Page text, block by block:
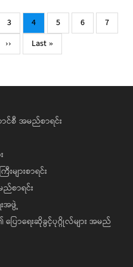
Page
3
Current
page
4 Page
5 Page
6 Page
7
Next
page
››
Last
page
Last »
င်စီ အမည်စာရင်း
များစာရင်း
စာရင်း
အဖွဲ့
ြောရေးဆိုခွင့်ပုဂ္ဂိုလ်များ အမည်